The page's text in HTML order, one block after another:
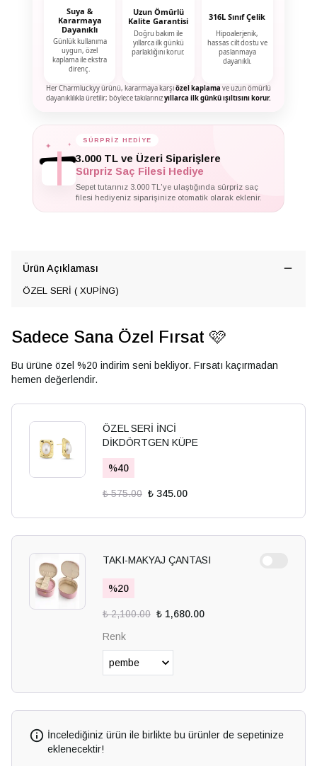
Suya &
Kararmaya
Dayanıklı
Günlük kullanıma
uygun, özel
kaplama ile ekstra
direnç.
Uzun Ömürlü
Kalite Garantisi
Doğru bakım ile
yıllarca ilk günkü
parlaklığını korur.
316L Sınıf Çelik
Hipoalerjenik,
hassas cilt dostu ve
paslanmaya
dayanıklı.
Her Charmluckyy ürünü, kararmaya karşıözel kaplama ve uzun ömürlü
dayanıklılıkla üretilir; böylece takılarınızyıllarca ilk günkü ışıltısını korur.
✦ SÜRPRİZ HEDİYE
3.000 TL ve Üzeri Siparişlere
Sürpriz Saç Filesi Hediye
Sepet tutarınız 3.000 TL'ye ulaştığında sürpriz saç
filesi hediyeniz siparişinize otomatik olarak eklenir.
Ürün Açıklaması
ÖZEL SERİ ( XUPİNG)
Sadece Sana Özel Fırsat 🩷
Bu ürüne özel %20 indirim seni bekliyor. Fırsatı kaçırmadan
hemen değerlendir.
ÖZEL SERİ İNCİ
DİKDÖRTGEN KÜPE
%40
₺ 575.00 ₺ 345.00
TAKI-MAKYAJ ÇANTASI
%20
₺ 2,100.00 ₺ 1,680.00
Renk
İncelediğiniz ürün ile birlikte bu ürünler de sepetinize
eklenecektir!